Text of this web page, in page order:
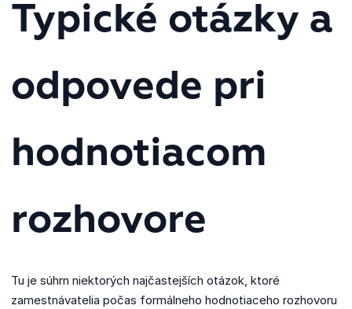
Typické otázky a
odpovede pri
hodnotiacom
rozhovore
Tu je súhrn niektorých najčastejších otázok, ktoré
zamestnávatelia počas formálneho hodnotiaceho rozhovoru